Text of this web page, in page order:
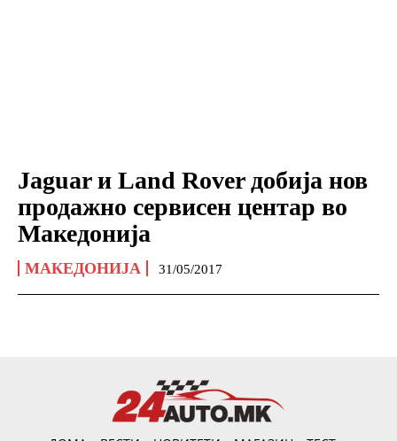
Jaguar и Land Rover добија нов
продажно сервисен центар во
Македонија
МАКЕДОНИЈА 31/05/2017